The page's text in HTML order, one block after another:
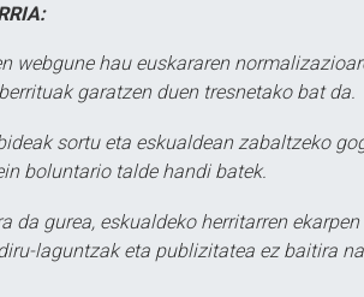
webgune hau euskararen
garatzen duen tresnetako bat da.
sortu eta eskualdean zabaltzeko
boluntario talde handi batek.
da gurea, eskualdeko herritarren
laguntzak eta publizitatea ez baitira